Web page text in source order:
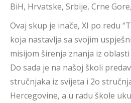
BiH, Hrvatske, Srbije, Crne
Ovaj skup je inače, XI po redu
koja nastavlja sa svojim
misijom širenja znanja iz
Do sada je na našoj školi
stručnjaka iz svijeta i 2o
Hercegovine, a u radu škole